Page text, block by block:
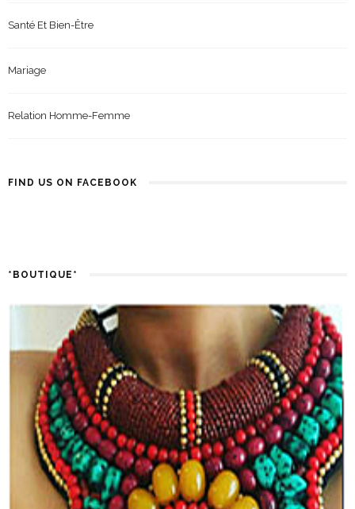
Santé Et Bien-Être
Mariage
Relation Homme-Femme
FIND US ON FACEBOOK
*BOUTIQUE*